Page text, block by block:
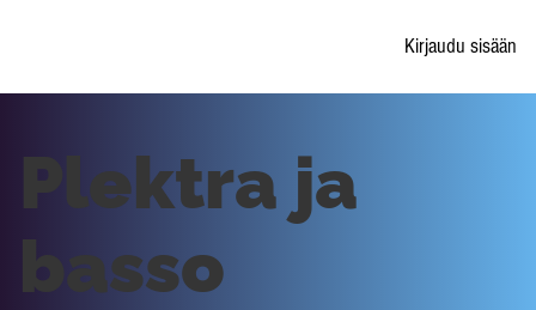
Kirjaudu sisään
Plektra ja
basso